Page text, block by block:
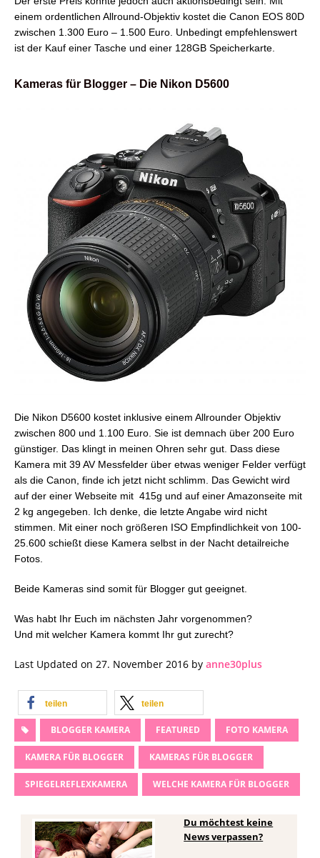
einem ordentlichen Allround-Objektiv kostet die Canon EOS 80D
zwischen 1.300 Euro – 1.500 Euro. Unbedingt empfehlenswert
ist der Kauf einer Tasche und einer 128GB Speicherkarte.
Kameras für Blogger – Die Nikon D5600
Die Nikon D5600 kostet inklusive einem Allrounder Objektiv
zwischen 800 und 1.100 Euro. Sie ist demnach über 200 Euro
günstiger. Das klingt in meinen Ohren sehr gut. Dass diese
Kamera mit 39 AV Messfelder über etwas weniger Felder verfügt
als die Canon, finde ich jetzt nicht schlimm. Das Gewicht wird
auf der einer Webseite mit 415g und auf einer Amazonseite mit
2 kg angegeben. Ich denke, die letzte Angabe wird nicht
stimmen. Mit einer noch größeren ISO Empfindlichkeit von 100-
25.600 schießt diese Kamera selbst in der Nacht detailreiche
Fotos.
Beide Kameras sind somit für Blogger gut geeignet.
Was habt Ihr Euch im nächsten Jahr vorgenommen?
Und mit welcher Kamera kommt Ihr gut zurecht?
Last Updated on 27. November 2016 by anne30plus
teilen teilen
BLOGGER KAMERA FEATURED FOTO KAMERA
KAMERA FÜR BLOGGER KAMERAS FÜR BLOGGER
SPIEGELREFLEXKAMERA WELCHE KAMERA FÜR BLOGGER
Du möchtest keine
News verpassen?